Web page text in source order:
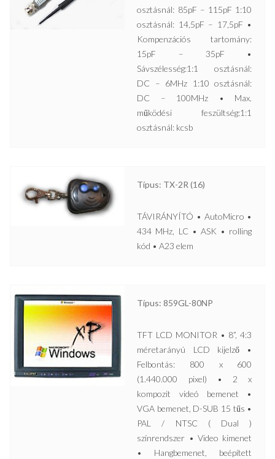
osztásnál: 85pF – 115pF 1:10
osztásnál: 14,5pF – 17,5pF •
Kompenzációs tartomány:
15pF – 35pF •
Sávszélesség:1:1 osztásnál:
DC – 6MHz 1:10 osztásnál:
DC – 100MHz • Max.
működési feszültség:1:1
osztásnál: kcsb
Típus: TX-2R (16)
TÁVIRÁNYÍTÓ • AutoMicro •
434 MHz, LC • ASK • rolling
kód • A23 elem
Típus: 859GL-80NP
TFT LCD MONITOR • 8”, 4:3
méretarányú LCD kijelző •
Felbontás: 800 x 600
(1.440.000 pixel) • 2 x
kompozit videó bemenet •
VGA bemenet, D-SUB 15 tűs •
PAL / NTSC ( Dual )
színrendszer • Video kimenet
• Hangbemenet, beépített